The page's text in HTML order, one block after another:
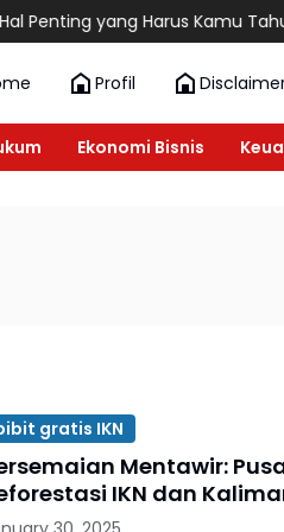
yang Harus Kamu Tahu
Profil
Ekonomi Bisnis
gratis IKN
Mentawir:
IKN dan